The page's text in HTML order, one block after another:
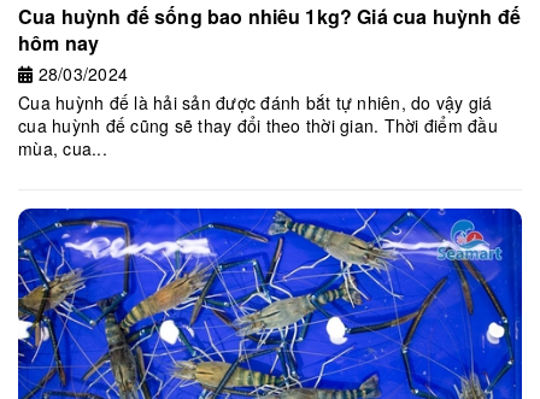
Cua huỳnh đế sống bao nhiêu 1kg? Giá cua huỳnh đế
hôm nay
28/03/2024
Cua huỳnh đế là hải sản được đánh bắt tự nhiên, do vậy giá
cua huỳnh đế cũng sẽ thay đổi theo thời gian. Thời điểm đầu
mùa, cua...